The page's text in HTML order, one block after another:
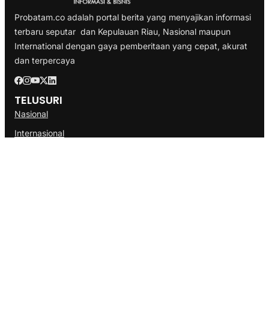
Probatam.co adalah portal berita yang menyajikan informasi
terbaru seputar dan Kepulauan Riau, Nasional maupun
International dengan gaya pemberitaan yang cepat, akurat
dan terpercaya
TELUSURI
Nasional
Internasional